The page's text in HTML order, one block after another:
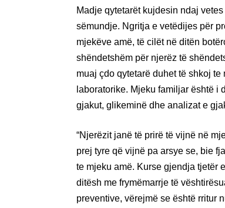
Madje qytetarët kujdesin ndaj
sëmundje. Ngritja e vetëdijes për
mjekëve amë, të cilët në ditën
shëndetshëm për njerëz të
muaj çdo qytetarë duhet të shkoj
laboratorike. Mjeku familjar është i
gjakut, glikeminë dhe analizat e
“Njerëzit janë të prirë të vijnë në
prej tyre që vijnë pa arsye se, bie
te mjeku amë. Kurse gjendja tjetër
ditësh me frymëmarrje të
preventive, vërejmë se është rritur